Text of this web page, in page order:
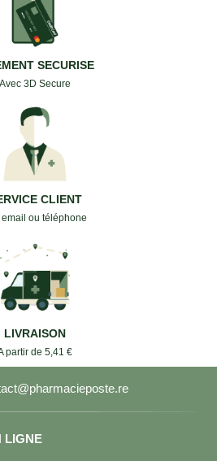
SECURISE
Avec 3D Secure
CLIENT
email ou téléphone
LIVRAISON
partir de 5,41 €
LIGNE